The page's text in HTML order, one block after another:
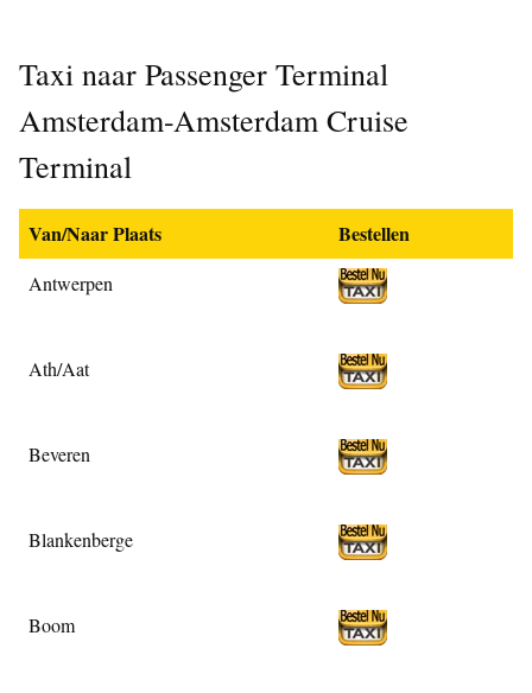
Taxi naar Passenger Terminal
Amsterdam-Amsterdam Cruise
Terminal
Van/Naar Plaats Bestellen
Antwerpen
Ath/Aat
Beveren
Blankenberge
Boom